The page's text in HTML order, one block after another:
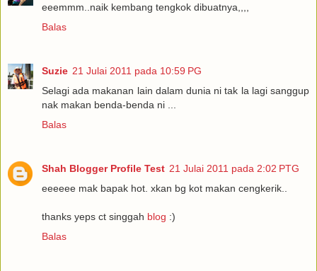
eeemmm..naik kembang tengkok dibuatnya,,,,
Balas
Suzie 21 Julai 2011 pada 10:59 PG
Selagi ada makanan lain dalam dunia ni tak la lagi sanggup
nak makan benda-benda ni ...
Balas
Shah Blogger Profile Test 21 Julai 2011 pada 2:02 PTG
eeeeee mak bapak hot. xkan bg kot makan cengkerik..
thanks yeps ct singgah blog :)
Balas